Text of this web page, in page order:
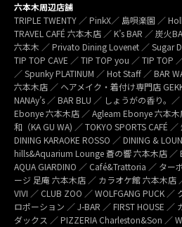
六本木周辺店舗
TRIPLE TWENTY ／ PinkX／ 島唄楽園 ／
TRAVEL CAFÉ 六本木店 ／ K’s BAR ／ 炭火
六本木 ／ Privato Dining Lovenet ／ Sugar
TIP TOP CAVE ／ TIP TOP you ／ TIP TOP
／ Spunky PLATINUM ／ Hot Staff ／ BAR
六本木店 ／ ヘアメイク・着付け専門店
NANAy’s ／ BAR BLU ／ しょうがの香り。
Ebonye 六本木店 ／ Agleam Ebonye 六本木
和（KA GU WA) ／ TOKYO SPORTS CAFÉ
DINING KARAOKE ROSSO ／ DINING &
hills&Aquarium Lounge 蒼の響 六本木店
AQUA GIARDINO ／ Café&Trattoria ／ ター
ージ 足庵 六本木店 ／ カラオケ館 六本木店
VIVI ／ CLUB ZOO ／ WOLFGANG PUCK ／
ロポーション ／ J-BAR ／ FIRST HOUSE
ダックス ／ PIZZERIA Charleston&Son ／